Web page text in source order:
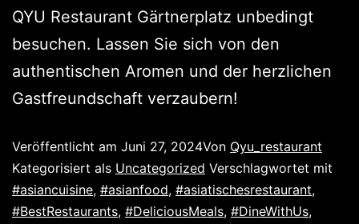
QYU Restaurant Gärtnerplatz unbedingt
besuchen. Lassen Sie sich von den
authentischen Aromen und der herzlichen
Gastfreundschaft verzaubern!
Veröffentlicht am Juni 27, 2024Von Qyu_restaurant
Kategorisiert als Uncategorized Verschlagwortet mit
#asiancuisine, #asianfood, #asiatischesrestaurant,
#BestRestaurants, #DeliciousMeals, #DineWithUs,